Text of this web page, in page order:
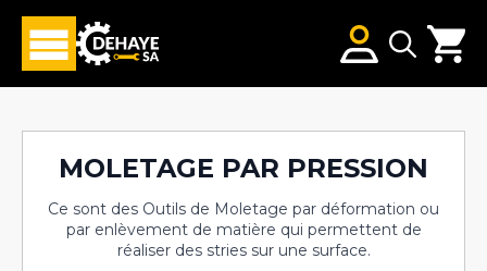
MOLETAGE PAR PRESSION
Ce sont des Outils de Moletage par déformation ou
par enlèvement de matière qui permettent de
réaliser des stries sur une surface.